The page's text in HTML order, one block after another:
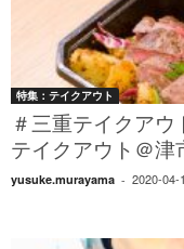
特集：テイクアウト
＃三重テイクア
テイクアウト＠津
yusuke.murayama - 2020-04-